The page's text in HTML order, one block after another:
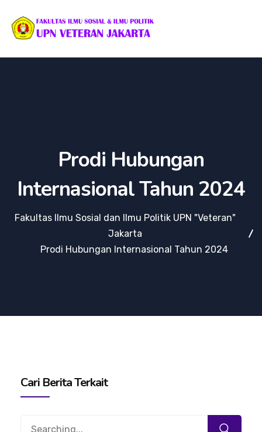
Prodi Hubungan
Internasional Tahun 2024
Fakultas Ilmu Sosial dan Ilmu Politik UPN "Veteran"
Jakarta
Prodi Hubungan Internasional Tahun 2024
Cari Berita Terkait
Search